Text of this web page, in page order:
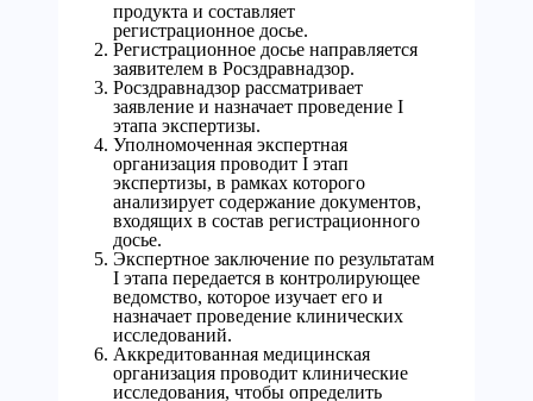
продукта и составляет
регистрационное досье.
Регистрационное досье направляется
заявителем в Росздравнадзор.
Росздравнадзор рассматривает
заявление и назначает проведение I
этапа экспертизы.
Уполномоченная экспертная
организация проводит I этап
экспертизы, в рамках которого
анализирует содержание документов,
входящих в состав регистрационного
досье.
Экспертное заключение по результатам
I этапа передается в контролирующее
ведомство, которое изучает его и
назначает проведение клинических
исследований.
Аккредитованная медицинская
организация проводит клинические
исследования, чтобы определить